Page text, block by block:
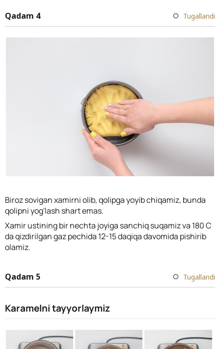
Qadam 4 Tugallandi
Biroz sovigan xamirni olib, qolipga yoyib chiqamiz, bunda
qolipni yog'lash shart emas.
Xamir ustining bir nechta joyiga sanchiq suqamiz va 180 C
da qizdirilgan gaz pechida 12-15 daqiqa davomida pishirib
olamiz.
Qadam 5 Tugallandi
Karamelni tayyorlaymiz